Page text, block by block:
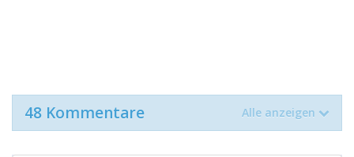
48 Kommentare Alle anzeigen